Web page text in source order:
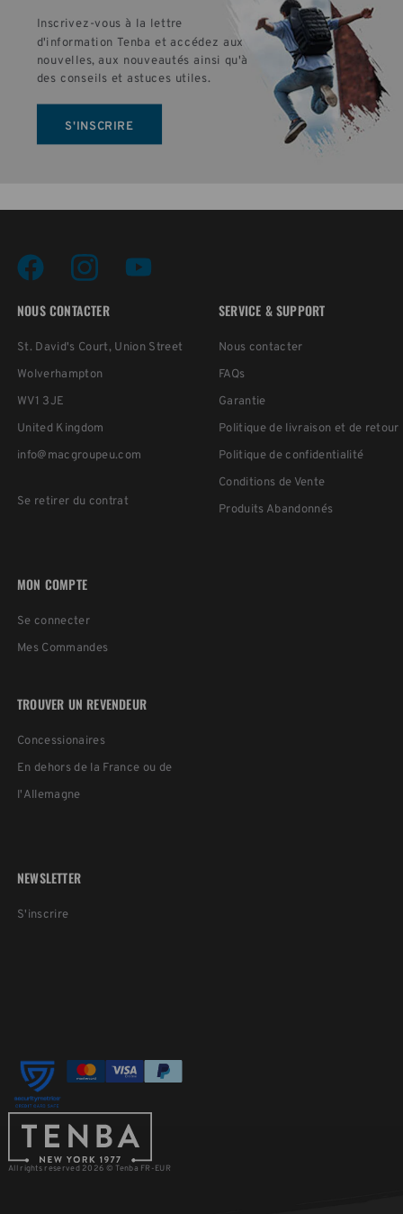
Inscrivez-vous à la lettre
d'information Tenba et accédez aux
nouvelles, aux nouveautés ainsi qu'à
des conseils et astuces utiles.
S'INSCRIRE
NOUS CONTACTER
St. David's Court, Union Street
Wolverhampton
WV1 3JE
United Kingdom
info@macgroupeu.com
Se retirer du contrat
SERVICE & SUPPORT
Nous contacter
FAQs
Garantie
Politique de livraison et de retour
Politique de confidentialité
Conditions de Vente
Produits Abandonnés
MON COMPTE
Se connecter
Mes Commandes
TROUVER UN REVENDEUR
Concessionaires
En dehors de la France ou de
l'Allemagne
NEWSLETTER
S'inscrire
All rights reserved 2026 © Tenba FR-EUR